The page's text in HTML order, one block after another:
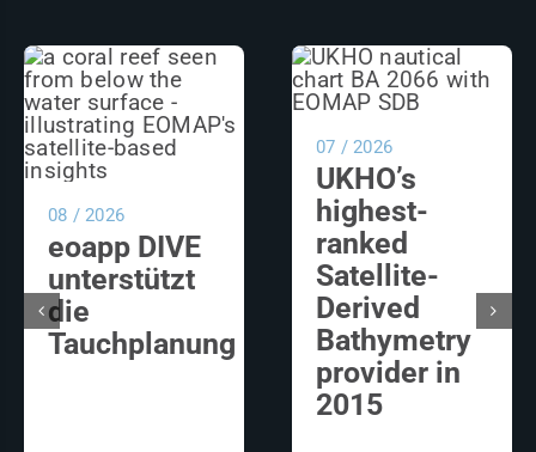
08 / 2026
eoapp DIVE
unterstützt
die
Tauchplanung
07 / 2026
UKHO’s
highest-
ranked
Satellite-
Derived
Bathymetry
provider in
2015